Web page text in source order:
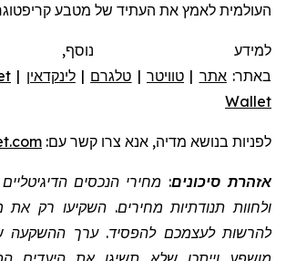
העולמית לאמץ את העתיד של מטבע
למידע נוסף,
באתר:אתר | טוויטר| טלגרם |לינקדאין |
Wallet
לפניות בנושא מדיה, אנא צרו קשר עם:
אזהרת סיכונים: מחירי הנכסים
ולחוות תנודתיות מחירים. השקיעו רק
להרשות לעצמכם להפסיד. ערך ההשקעה